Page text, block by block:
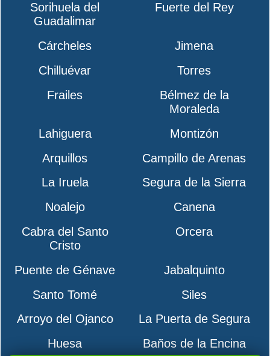
Sorihuela del
Guadalimar
Fuerte del Rey
Cárcheles
Jimena
Chilluévar
Torres
Frailes
Bélmez de la
Moraleda
Lahiguera
Montizón
Arquillos
Campillo de Arenas
La Iruela
Segura de la Sierra
Noalejo
Canena
Cabra del Santo
Cristo
Orcera
Puente de Génave
Jabalquinto
Santo Tomé
Siles
Arroyo del Ojanco
La Puerta de Segura
Huesa
Baños de la Encina